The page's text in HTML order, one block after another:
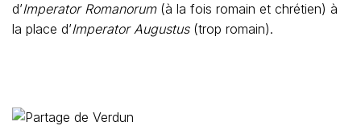
d’Imperator Romanorum(à la fois romain et chrétien) à
la place d’Imperator Augustus(trop romain).